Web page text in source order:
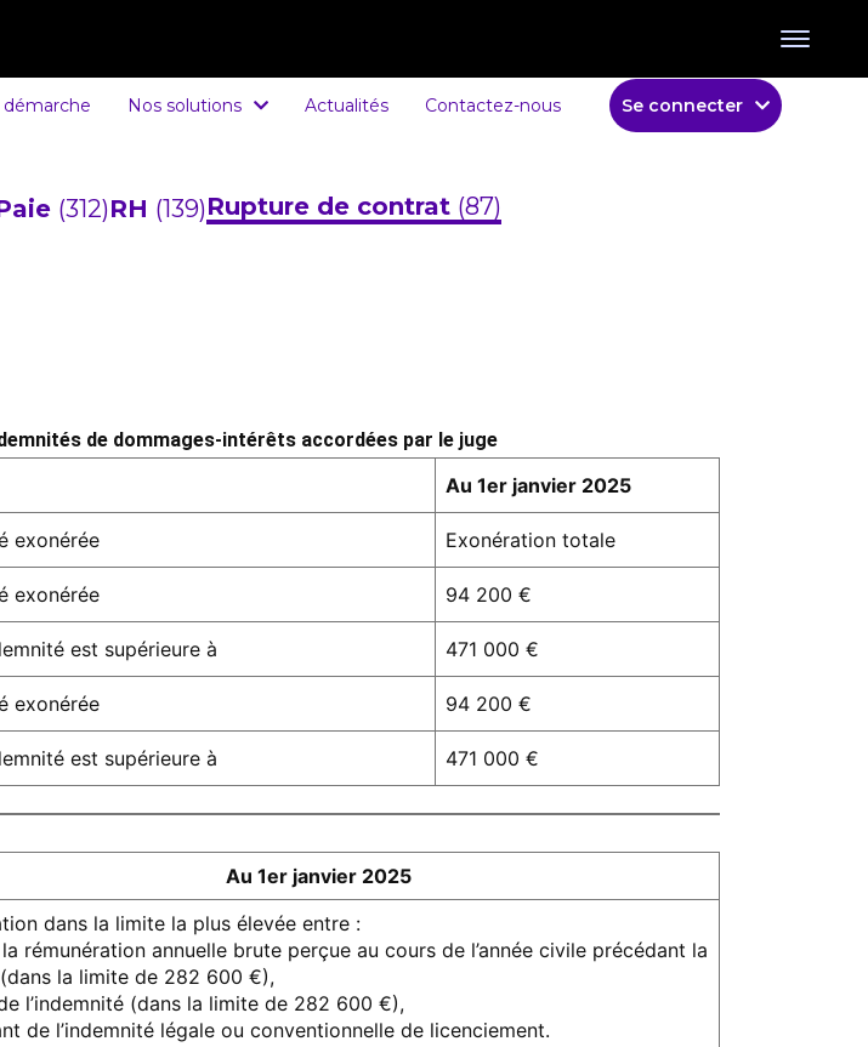
Nos solutions Actualités Contactez-nous Se connecter
(312)RH (139)Rupture de contrat (87)
de dommages-intérêts accordées par le juge
Au 1er janvier 2025
exonérée Exonération totale
exonérée 94 200 €
est supérieure à 471 000 €
exonérée 94 200 €
est supérieure à 471 000 €
Au 1er janvier 2025
dans la limite la plus élevée entre :
rémunération annuelle brute perçue au cours de l’année civile précédant la
la limite de 282 600 €),
l’indemnité (dans la limite de 282 600 €),
de l’indemnité légale ou conventionnelle de licenciement.